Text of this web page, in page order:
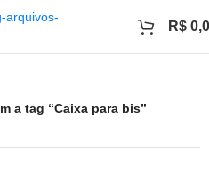
R$
a tag “Caixa para bis”